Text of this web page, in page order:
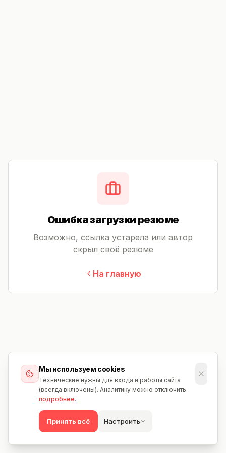
Мы используем cookies
Технические нужны для входа и работы сайта
(всегда включены). Аналитику можно отключить.
подробнее.
Принять всё Настроить
Ошибка загрузки резюме
Возможно, ссылка устарела или автор
скрыл своё резюме
На главную